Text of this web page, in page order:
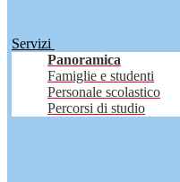
Servizi
Panoramica
Famiglie e studenti
Personale scolastico
Percorsi di studio